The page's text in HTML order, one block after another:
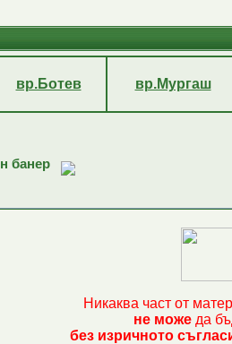
вр.Ботев вр.Мургаш
банер
Никаква част от
не може да
без изричното